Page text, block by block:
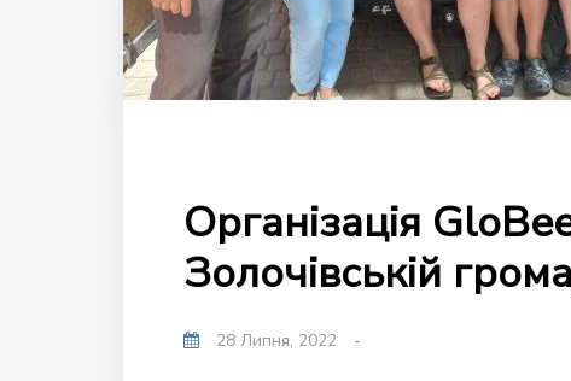
Організація
Золочівській
28 Липня, 2022 -